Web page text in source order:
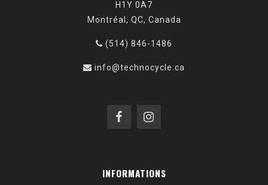
H1Y 0A7
Montréal, QC, Canada
(514) 846-1486
info@technocycle.ca
INFORMATIONS